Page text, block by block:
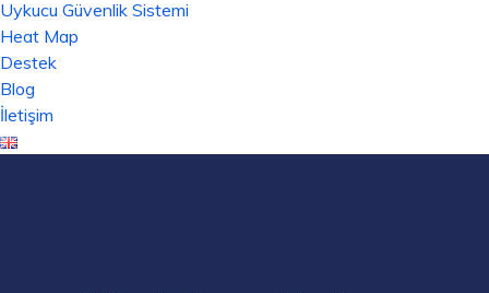
Uykucu Güvenlik Sistemi
Heat Map
Destek
Blog
İletişim